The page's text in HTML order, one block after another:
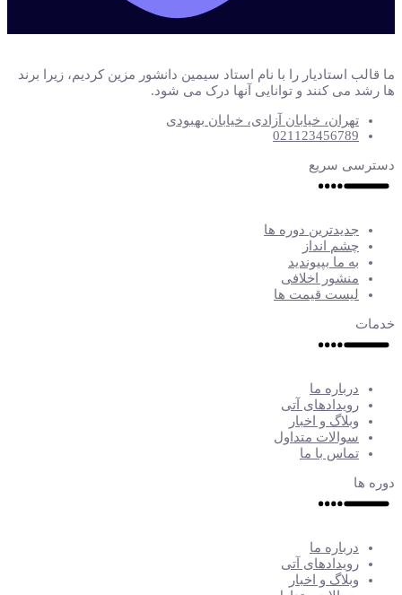
ما قالب استادیار را با نام استاد سیمین دانشور مزین کردیم، زیرا برند
ها رشد می کنند و توانایی آنها درک می شود.
تهران، خیابان آزادی، خیابان بهبودی
021123456789
دسترسی سریع
جدیدترین دوره ها
چشم انداز
به ما بپیوندید
منشور اخلافی
لیست قیمت ها
خدمات
درباره ما
رویدادهای آتی
وبلاگ و اخبار
سوالات متداول
تماس با ما
دوره ها
درباره ما
رویدادهای آتی
وبلاگ و اخبار